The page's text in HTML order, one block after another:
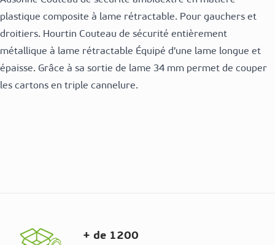
plastique composite à lame rétractable. Pour gauchers et
droitiers. Hourtin Couteau de sécurité entièrement
métallique à lame rétractable Équipé d'une lame longue et
épaisse. Grâce à sa sortie de lame 34 mm permet de couper
les cartons en triple cannelure.
+ de 1200